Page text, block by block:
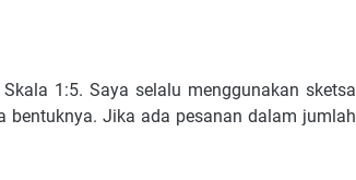
1:5. Saya selalu menggunakan sketsa
Jika ada pesanan dalam jumlah